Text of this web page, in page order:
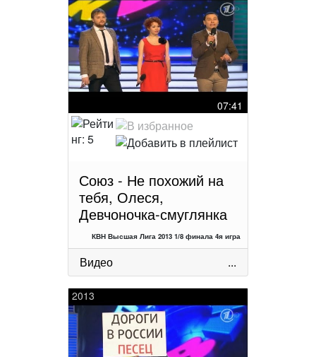
07:41
Союз - Не похожий на
тебя, Олеся,
Девчоночка-смуглянка
КВН Высшая Лига 2013 1/8 финала 4я игра
Видео ...
2013